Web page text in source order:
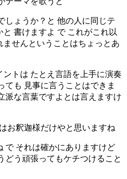
しょうか？と 他の人に同じテ
書けますよ で これがこれ以
せんということはちょっとあ
トは たとえ言語を上手に演奏
ても 見事に言うことはできま
派な言葉ですよとは言えますけ
お釈迦様だけやと思いますね
で それは確かにありますけど
どう頑張ってもケチつけること